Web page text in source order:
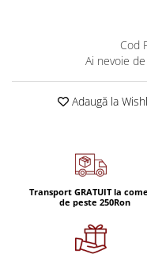
Cod
Ai nevoie
Adaugă la
Transport GRATUIT la
de peste 250Ron